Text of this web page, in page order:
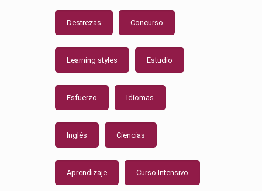
Destrezas Concurso
Learning styles Estudio
Esfuerzo Idiomas
Inglés Ciencias
Aprendizaje Curso Intensivo